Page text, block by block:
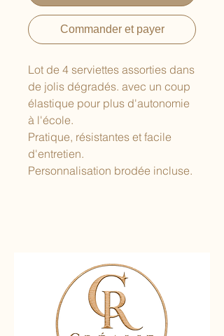
Commander et payer
Lot de 4 serviettes assorties dans
de jolis dégradés. avec un coup
élastique pour plus d'autonomie
à l'école.
Pratique, résistantes et facile
d'entretien.
Personnalisation brodée incluse.